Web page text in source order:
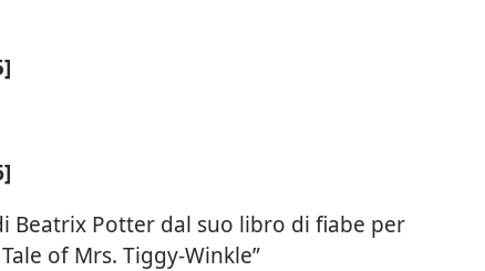
Beatrix Potter dal suo libro di fiabe per
of Mrs. Tiggy-Winkle”